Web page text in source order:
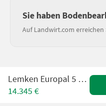
Sie haben
Auf Landwirt.com erreichen
Lemken Europal 5 3N100
14.345 €